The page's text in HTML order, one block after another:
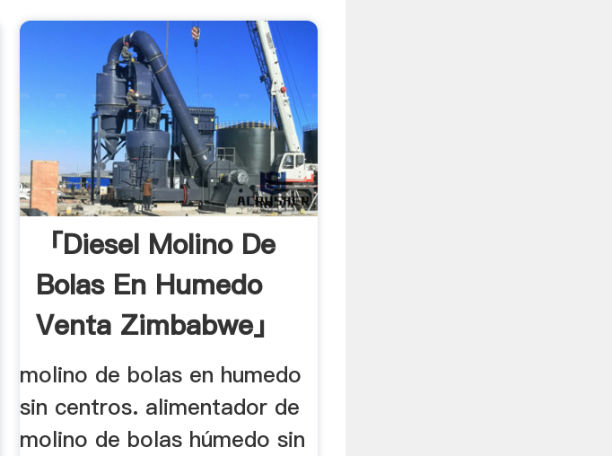
「diesel Molino De
Bolas En Humedo
Venta Zimbabwe」
molino de bolas en humedo
sin centros. alimentador de
molino de bolas húmedo sin